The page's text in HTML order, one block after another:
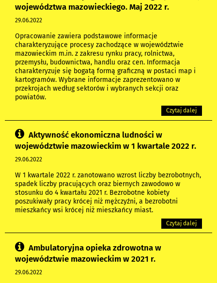
województwa mazowieckiego. Maj 2022 r.
29.06.2022
Opracowanie zawiera podstawowe informacje
charakteryzujące procesy zachodzące w województwie
mazowieckim m.in. z zakresu rynku pracy, rolnictwa,
przemysłu, budownictwa, handlu oraz cen. Informacja
charakteryzuje się bogatą formą graficzną w postaci map i
kartogramów. Wybrane informacje zaprezentowano w
przekrojach według sektorów i wybranych sekcji oraz
powiatów.
Czytaj dalej
Aktywność ekonomiczna ludności w
województwie mazowieckim w 1 kwartale 2022 r.
29.06.2022
W 1 kwartale 2022 r. zanotowano wzrost liczby bezrobotnych,
spadek liczby pracujących oraz biernych zawodowo w
stosunku do 4 kwartału 2021 r. Bezrobotne kobiety
poszukiwały pracy krócej niż mężczyźni, a bezrobotni
mieszkańcy wsi krócej niż mieszkańcy miast.
Czytaj dalej
Ambulatoryjna opieka zdrowotna w
województwie mazowieckim w 2021 r.
29.06.2022